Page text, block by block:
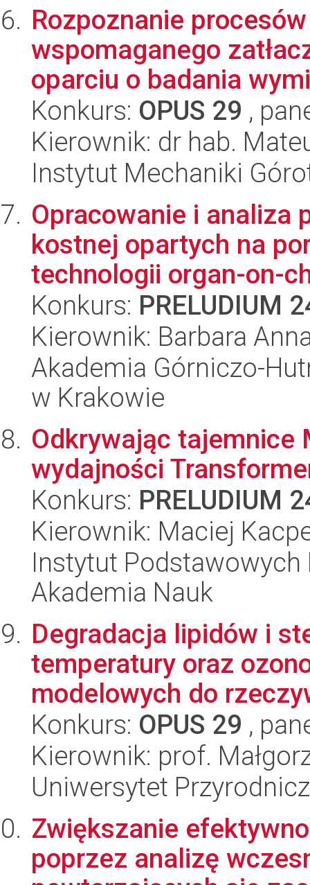
Rozpoznanie
wspomaganego
oparciu o badania
Konkurs: OPUS 29 ,
Kierownik: dr hab.
Instytut Mechaniki
Opracowanie i analiza
kostnej opartych na
technologii organ-on-
Konkurs: PRELUDIUM
Kierownik: Barbara
Akademia Górniczo-
w Krakowie
Odkrywając tajemnice
wydajności
Konkurs: PRELUDIUM
Kierownik: Maciej
Instytut
Akademia Nauk
Degradacja lipidów i
temperatury oraz
modelowych do
Konkurs: OPUS 29 ,
Kierownik: prof.
Uniwersytet
Zwiększanie
poprzez analizę